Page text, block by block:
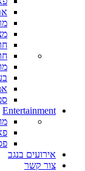
Entertainment
אירועים בנגב
צור קשר